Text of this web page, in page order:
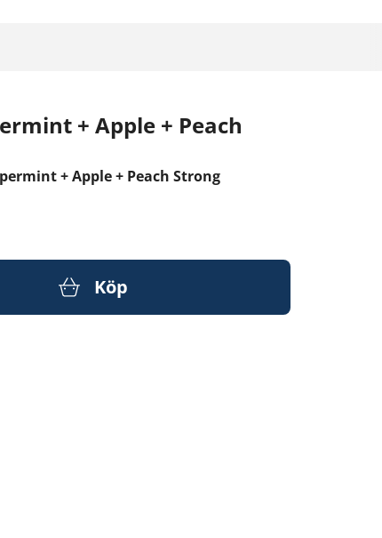
+ Apple + Peach
+ Apple + Peach Strong
Köp